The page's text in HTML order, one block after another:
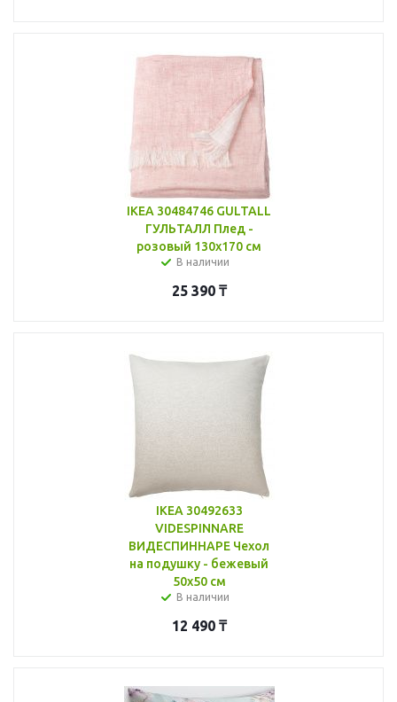
IKEA 30484746 GULTALL
ГУЛЬТАЛЛ Плед -
розовый 130x170 см
В наличии
25 390₸
IKEA 30492633
VIDESPINNARE
ВИДЕСПИННАРЕ Чехол
на подушку - бежевый
50x50 см
В наличии
12 490₸